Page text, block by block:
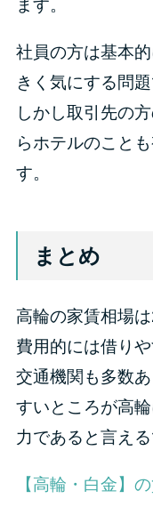
ます。
社員の方は基本
きく気にする問
しかし取引先の
らホテルのこと
す。
まとめ
高輪の家賃相場
費用的には借り
交通機関も多数
すいところが高
力であると言える
【高輪・白金】